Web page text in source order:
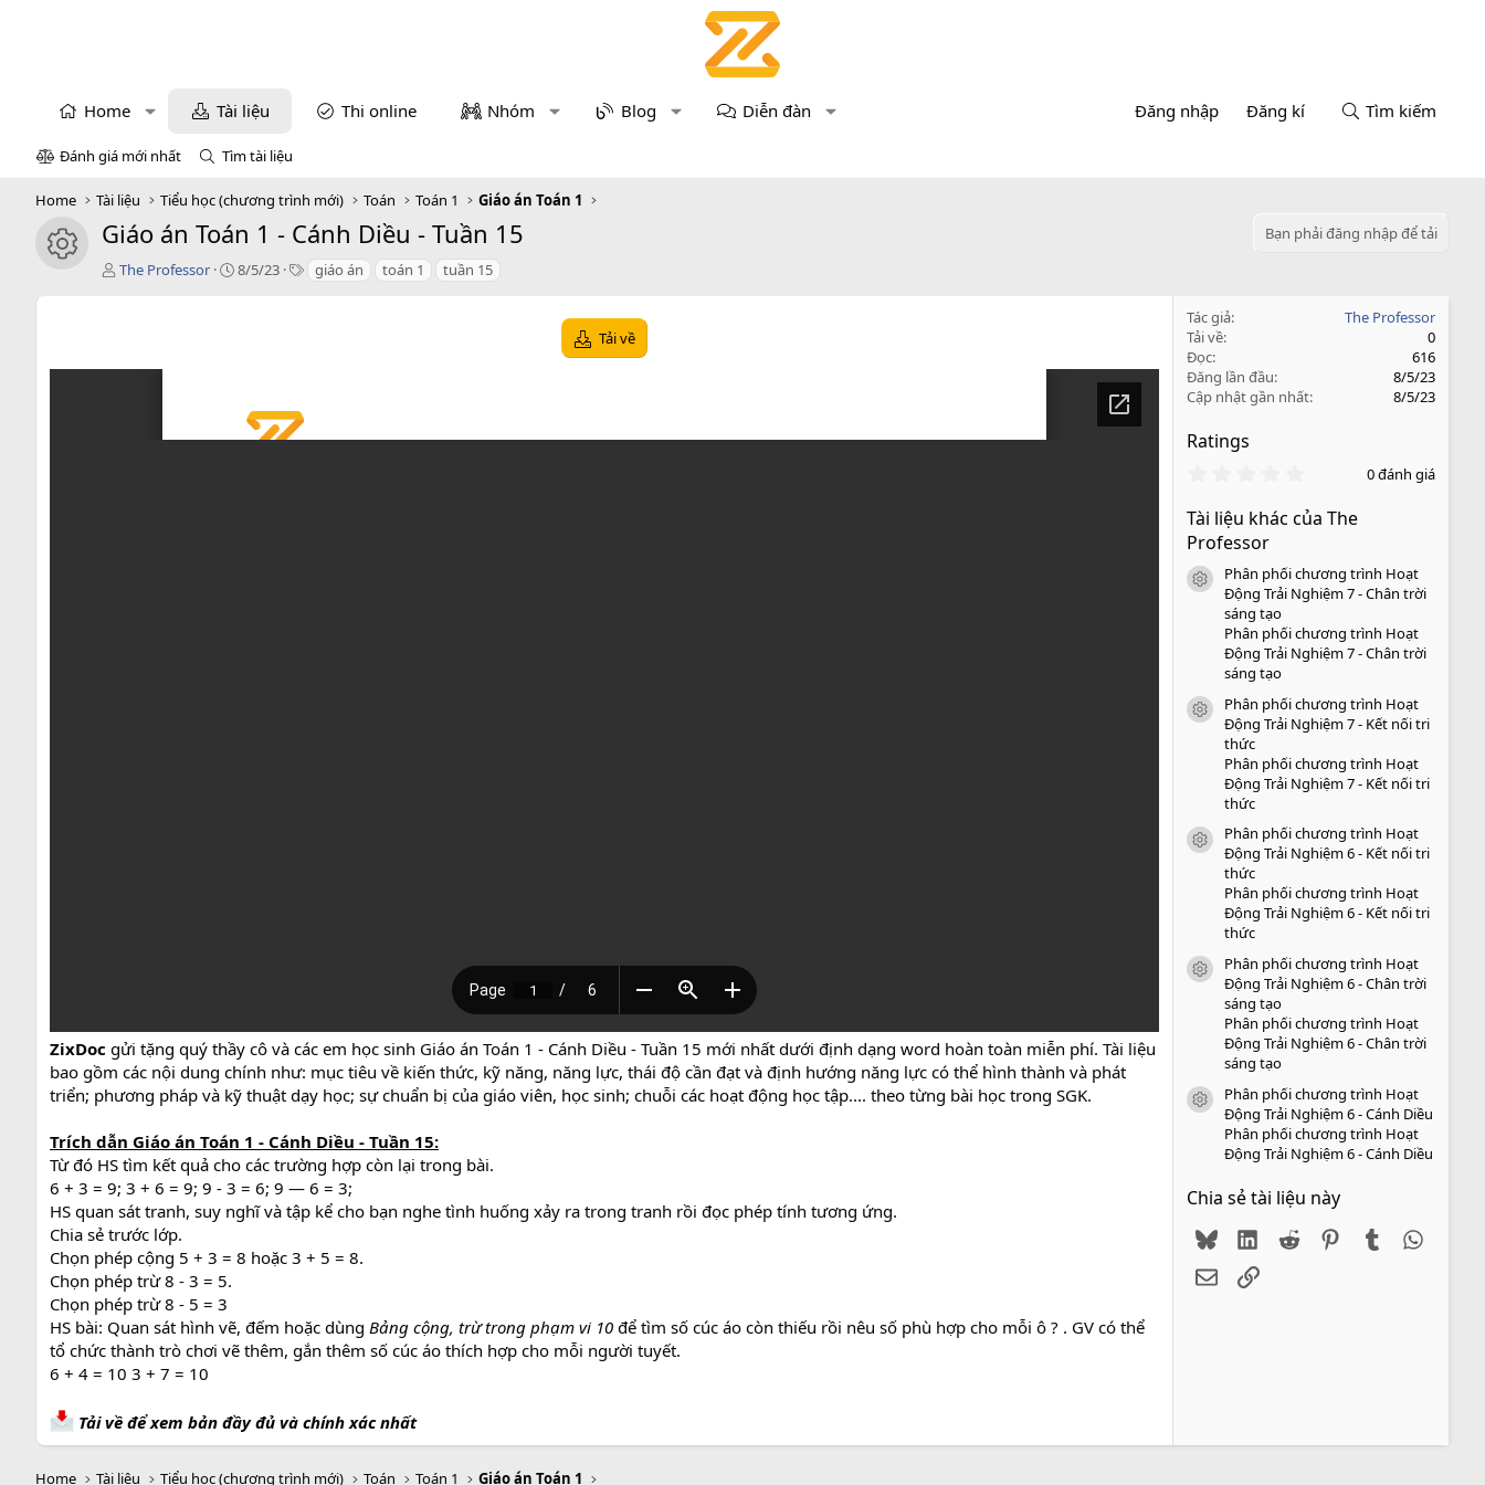
Home Tài liệu Thi online Nhóm Blog Diễn đàn Đăng nhập Đăng kí Tìm kiếm
Đánh giá mới nhất Tìm tài liệu
Home Tài liệu Tiểu học (chương trình mới) Toán Toán 1 Giáo án Toán 1
icon tài liệu
Giáo án Toán 1 - Cánh Diều - Tuần 15
Bạn phải đăng nhập để tải
T
ả
The Professor
C
8/5/23
T giáo án toán 1 tuần 15
Tải về
ZixDoc gửi tặng quý thầy cô và các em học sinh Giáo án Toán 1 - Cánh Diều - Tuần 15 mới nhất dưới định dạng word hoàn toàn miễn phí. Tài liệu
bao gồm các nội dung chính như: mục tiêu về kiến thức, kỹ năng, năng lực, thái độ cần đạt và định hướng năng lực có thể hình thành và phát
triển; phương pháp và kỹ thuật dạy học; sự chuẩn bị của giáo viên, học sinh; chuỗi các hoạt động học tập.... theo từng bài học trong SGK.
Trích dẫn Giáo án Toán 1 - Cánh Diều - Tuần 15:
Từ đó HS tìm kết quả cho các trường hợp còn lại trong bài.
6 + 3 = 9; 3 + 6 = 9; 9 - 3 = 6; 9 — 6 = 3;
HS quan sát tranh, suy nghĩ và tập kể cho bạn nghe tình huống xảy ra trong tranh rồi đọc phép tính tương ứng.
Chia sẻ trước lớp.
Chọn phép cộng 5 + 3 = 8 hoặc 3 + 5 = 8.
Chọn phép trừ 8 - 3 = 5.
Chọn phép trừ 8 - 5 = 3
HS bài: Quan sát hình vẽ, đếm hoặc dùng Bảng cộng, trừ trong phạm vi 10 để tìm số cúc áo còn thiếu rồi nêu số phù hợp cho mỗi ô ? . GV có thể
tổ chức thành trò chơi vẽ thêm, gắn thêm số cúc áo thích hợp cho mỗi người tuyết.
6 + 4 = 10 3 + 7 = 10
Tải về để xem bản đầy đủ và chính xác nhất
Tác giả
The Professor
Tải về
0
Đọc
616
Đăng lần đầu
8/5/23
Cập nhật gần nhất
8/5/23
Ratings
0
0
o
0 đánh giá
Tài liệu khác của The
Professor
icon tài liệu
Phân phối chương trình Hoạt
Động Trải Nghiệm 7 - Chân trời
sáng tạo
Phân phối chương trình Hoạt
Động Trải Nghiệm 7 - Chân trời
sáng tạo
icon tài liệu
Phân phối chương trình Hoạt
Động Trải Nghiệm 7 - Kết nối tri
thức
Phân phối chương trình Hoạt
Động Trải Nghiệm 7 - Kết nối tri
thức
icon tài liệu
Phân phối chương trình Hoạt
Động Trải Nghiệm 6 - Kết nối tri
thức
Phân phối chương trình Hoạt
Động Trải Nghiệm 6 - Kết nối tri
thức
icon tài liệu
Phân phối chương trình Hoạt
Động Trải Nghiệm 6 - Chân trời
sáng tạo
Phân phối chương trình Hoạt
Động Trải Nghiệm 6 - Chân trời
sáng tạo
icon tài liệu
Phân phối chương trình Hoạt
Động Trải Nghiệm 6 - Cánh Diều
Phân phối chương trình Hoạt
Động Trải Nghiệm 6 - Cánh Diều
Chia sẻ tài liệu này
BlueskyLinkedIn
Reddit PinterestTumblr
EmailLink
Home Tài liệu Tiểu học (chương trình mới) Toán Toán 1 Giáo án Toán 1